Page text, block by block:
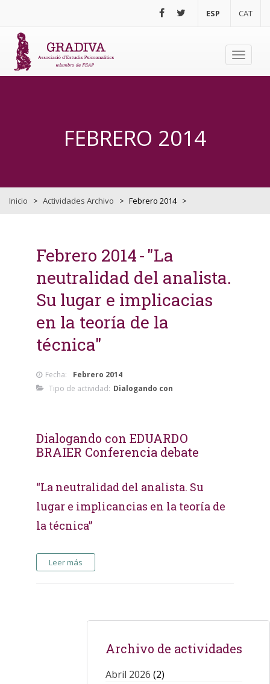
ESP CAT
Toggle
FEBRERO 2014
Inicio > Actividades Archivo > Febrero 2014 >
Febrero 2014 "La
neutralidad del analista.
Su lugar e implicacias
en la teoría de la
técnica"
Fecha:
Febrero 2014
Tipo de actividad: Dialogando con
Dialogando con EDUARDO
BRAIER Conferencia debate
“La neutralidad del analista. Su
lugar e implicancias en la teoría de
la técnica”
Leer más
Archivo de actividades
Abril 2026 (2)